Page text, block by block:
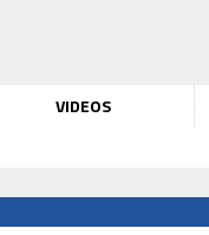
VIDEOS